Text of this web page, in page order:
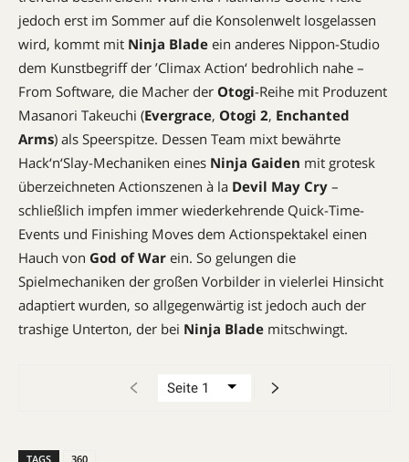
jedoch erst im Sommer auf die Konsolenwelt losgelassen
wird, kommt mit Ninja Blade ein anderes Nippon-Studio
dem Kunstbegriff der ’Climax Action‘ bedrohlich nahe –
From Software, die Macher der Otogi-Reihe mit Produzent
Masanori Takeuchi (Evergrace, Otogi 2, Enchanted
Arms) als Speerspitze. Dessen Team mixt bewährte
Hack‘n‘Slay-Mechaniken eines Ninja Gaiden mit grotesk
überzeichneten Actionszenen à la Devil May Cry –
schließlich impfen immer wiederkehrende Quick-Time-
Events und ­Finishing Moves dem Actionspektakel einen
Hauch von God of War ein. So gelungen die
Spielmechaniken der großen Vorbilder in vielerlei Hinsicht
adaptiert wurden, so allgegenwärtig ist jedoch auch der
trashige Unterton, der bei Ninja Blade mitschwingt.
TAGS 360